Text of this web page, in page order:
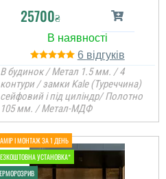
25700₴
6
В будинок / Метал 1.5 мм. / 4
контури / замки Kale (Туреччина)
сейфовий і під циліндр/ Полотно
105 мм. / Метал-МДФ